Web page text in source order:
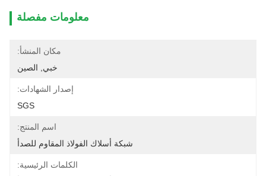
معلومات مفصلة
مكان المنشأ:
خبي, الصين
إصدار الشهادات:
SGS
اسم المنتج:
شبكة أسلاك الفولاذ المقاوم للصدأ
الكلمات الرئيسية: